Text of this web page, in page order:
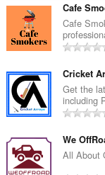
Cafe
Cafe
Cricket
Get the
including
We
All About